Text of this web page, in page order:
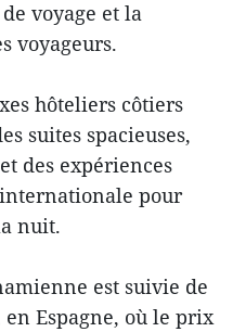
voyage et la
voyageurs.
hôteliers côtiers
suites spacieuses,
des expériences
pour
nuit.
est suivie de
en Espagne, où le prix